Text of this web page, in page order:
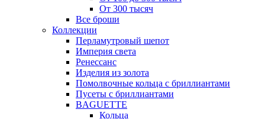
От 300 тысяч
Все броши
Коллекции
Перламутровый шепот
Империя света
Ренессанс
Изделия из золота
Помолвочные кольца с бриллиантами
Пусеты с бриллиантами
BAGUETTE
Кольца